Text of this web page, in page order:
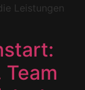
Leistungen
Team